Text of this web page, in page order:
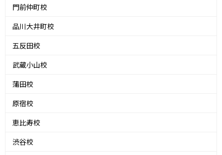
門前仲町校
品川大井町校
五反田校
武蔵小山校
蒲田校
原宿校
恵比寿校
渋谷校